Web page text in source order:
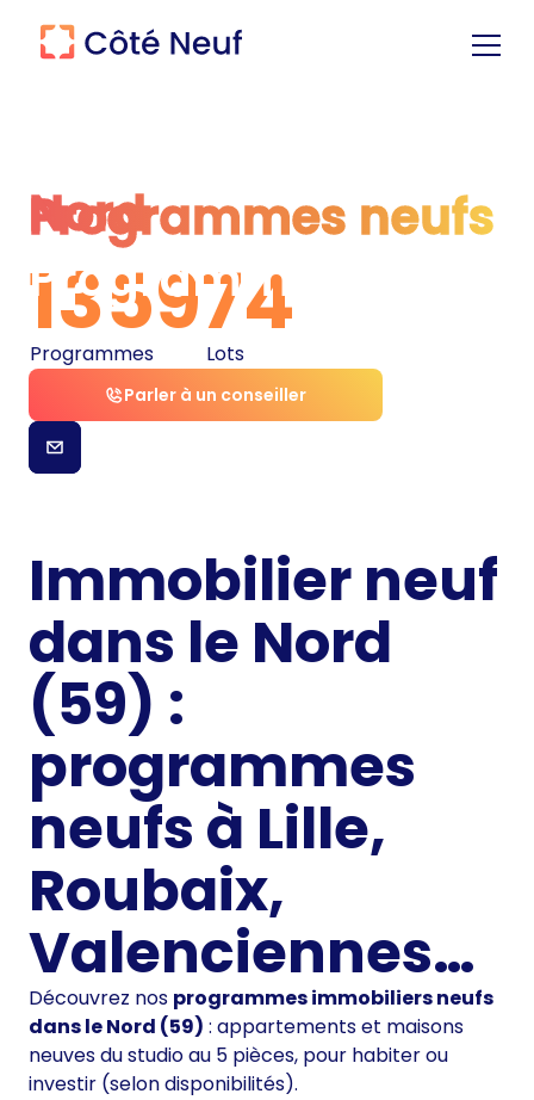
Programmes neufs
Programmes neufs
Nord
135
Programmes974
Lots
Parler à un conseiller
Immobilier neuf
dans le Nord
(59) :
programmes
neufs à Lille,
Roubaix,
Valenciennes…
Découvrez nos programmes immobiliers neufs
dans le Nord (59) : appartements et maisons
neuves du studio au 5 pièces, pour habiter ou
investir (selon disponibilités).